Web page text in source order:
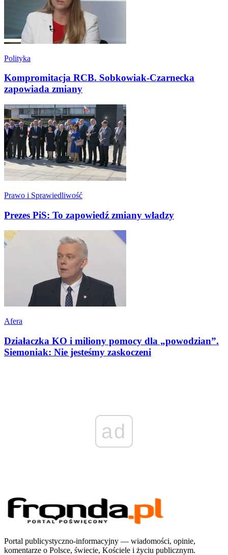
Polityka
Kompromitacja RCB. Sobkowiak-Czarnecka
zapowiada zmiany
Prawo i Sprawiedliwość
Prezes PiS: To zapowiedź zmiany władzy
Afera
Działaczka KO i miliony pomocy dla „powodzian”.
Siemoniak: Nie jesteśmy zaskoczeni
ad
Portal publicystyczno-informacyjny — wiadomości, opinie,
komentarze o Polsce, świecie, Kościele i życiu publicznym.